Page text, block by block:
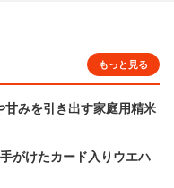
もっと見る
みを引き出す家庭用精米
がけたカード入りウエハ